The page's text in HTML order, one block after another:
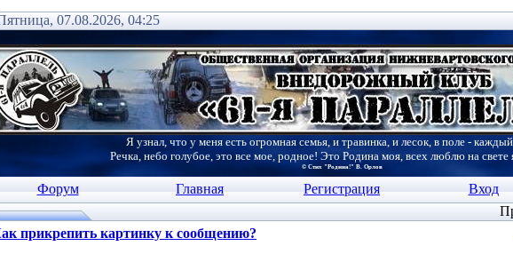
07.08.2026, 04:25
Я узнал, что у меня есть огромная семья, и травинка, и лесок, в поле -
Речка, небо голубое, это все мое, родное! Это Родина моя, всех люблю на свете
© Стих "Родина!" В. Орлов
Форум Главная Регистрация Вход
прикрепить картинку к сообщению?